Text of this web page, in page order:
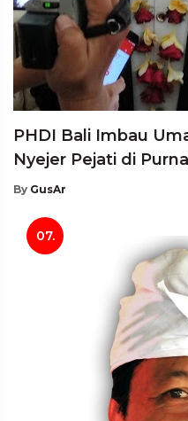
PHDI Bali Imbau
Nyejer Pejati di
By GusAr
07.